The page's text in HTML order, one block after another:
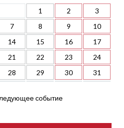
1 2
3
7 8 9
10
14 15 16
17
21 22 23
24
28 29 30 31
событие